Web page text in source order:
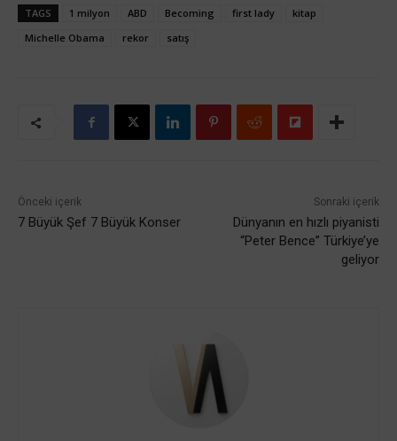
TAGS 1 milyon ABD Becoming first lady
kitap
Michelle Obama
rekor satış
Önceki içerik
7 Büyük Şef 7 Büyük Konser
Sonraki içerik
Dünyanın en hızlı piyanisti
“Peter Bence” Türkiye’ye
geliyor